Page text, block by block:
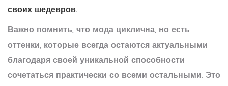
своих шедевров.
Важно помнить, что мода циклична, но есть
оттенки, которые всегда остаются актуальными
благодаря своей уникальной способности
сочетаться практически со всеми остальными. Это